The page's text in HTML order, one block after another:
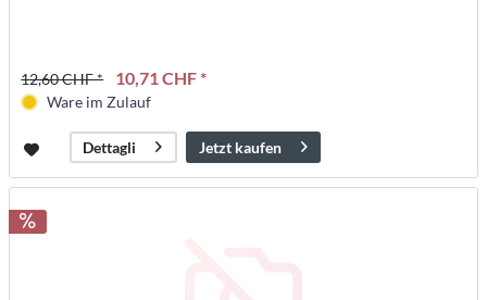
12,60 CHF * 10,71 CHF *
Ware im Zulauf
Dettagli Jetzt kaufen